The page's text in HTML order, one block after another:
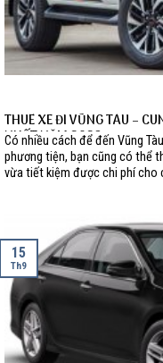
THUÊ XE ĐI VŨNG TÀU –
NHẤT NĂM 2023
Có nhiều cách để đến Vũng
phương tiện, bạn cũng có thể
vừa tiết kiệm được chi phí cho
15
Th9